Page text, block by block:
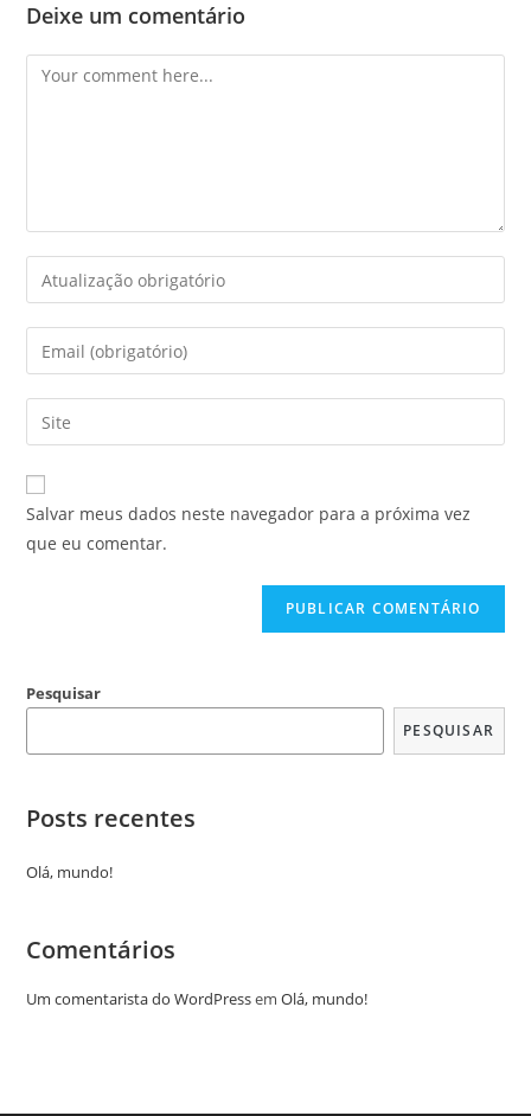
Deixe um comentário
Comment
Enter
your
name
comment
Enter
your
email
address
comment
Enter
your
website
URL
Salvar meus dados neste navegador para a próxima vez
que eu comentar.
Pesquisar
PESQUISAR
Posts recentes
Olá, mundo!
Comentários
Um comentarista do WordPressemOlá, mundo!